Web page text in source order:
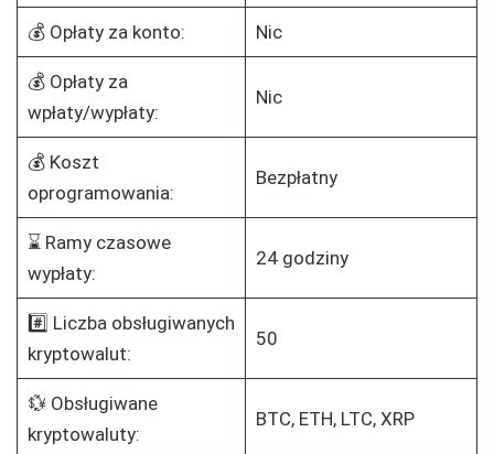
💰 Opłaty za konto: Nic
💰 Opłaty za
wpłaty/wypłaty:
Nic
💰 Koszt
oprogramowania:
Bezpłatny
⌛ Ramy czasowe
wypłaty:
24 godziny
#️⃣ Liczba obsługiwanych
kryptowalut:
50
💱 Obsługiwane
kryptowaluty:
BTC, ETH, LTC, XRP